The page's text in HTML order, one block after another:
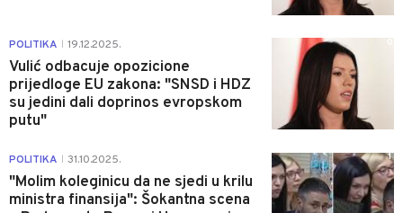
POLITIKA 19.12.2025.
Vulić odbacuje opozicione
prijedloge EU zakona: "SNSD i HDZ
su jedini dali doprinos evropskom
putu"
POLITIKA 31.10.2025.
"Molim koleginicu da ne sjedi u krilu
ministra finansija": Šokantna scena
1